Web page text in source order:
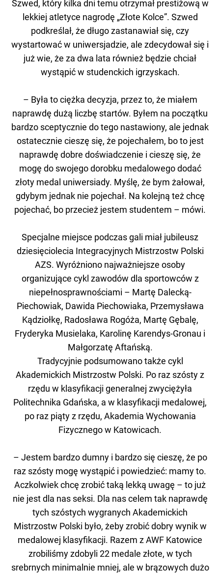
Szwed, który kilka dni temu otrzymał prestiżową w
lekkiej atletyce nagrodę „Złote Kolce”. Szwed
podkreślał, że długo zastanawiał się, czy
wystartować w uniwersjadzie, ale zdecydował się i
już wie, że za dwa lata również będzie chciał
wystąpić w studenckich igrzyskach.
– Była to ciężka decyzja, przez to, że miałem
naprawdę dużą liczbę startów. Byłem na początku
bardzo sceptycznie do tego nastawiony, ale jednak
ostatecznie cieszę się, że pojechałem, bo to jest
naprawdę dobre doświadczenie i cieszę się, że
mogę do swojego dorobku medalowego dodać
złoty medal uniwersiady. Myślę, że bym żałował,
gdybym jednak nie pojechał. Na kolejną też chcę
pojechać, bo przecież jestem studentem – mówi.
Specjalne miejsce podczas gali miał jubileusz
dziesięciolecia Integracyjnych Mistrzostw Polski
AZS. Wyróżniono najważniejsze osoby
organizujące cykl zawodów dla sportowców z
niepełnosprawnościami – Martę Dalecką-
Piechowiak, Dawida Piechowiaka, Przemysława
Kądziołkę, Radosława Rogóża, Martę Gębalę,
Fryderyka Musielaka, Karolinę Karendys-Gronau i
Małgorzatę Aftańską.
Tradycyjnie podsumowano także cykl
Akademickich Mistrzostw Polski. Po raz szósty z
rzędu w klasyfikacji generalnej zwyciężyła
Politechnika Gdańska, a w klasyfikacji medalowej,
po raz piąty z rzędu, Akademia Wychowania
Fizycznego w Katowicach.
– Jestem bardzo dumny i bardzo się cieszę, że po
raz szósty mogę wystąpić i powiedzieć: mamy to.
Aczkolwiek chcę zrobić taką lekką uwagę – to już
nie jest dla nas seksi. Dla nas celem tak naprawdę
tych szóstych wygranych Akademickich
Mistrzostw Polski było, żeby zrobić dobry wynik w
medalowej klasyfikacji. Razem z AWF Katowice
zrobiliśmy zdobyli 22 medale złote, w tych
srebrnych minimalnie mniej, ale w brązowych dużo